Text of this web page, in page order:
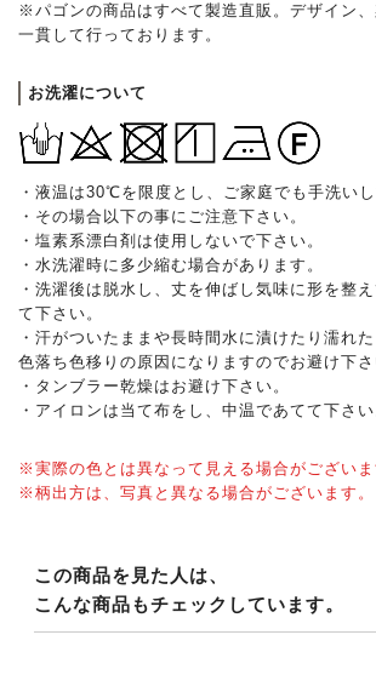
※パゴンの商品はすべて製造直販。デザイン
一貫して行っております。
お洗濯について
・液温は30℃を限度とし、ご家庭でも手洗いし
・その場合以下の事にご注意下さい。
・塩素系漂白剤は使用しないで下さい。
・水洗濯時に多少縮む場合があります。
・洗濯後は脱水し、丈を伸ばし気味に形を整
て下さい。
・汗がついたままや長時間水に漬けたり濡れた
色落ち色移りの原因になりますのでお避け下さ
・タンブラー乾燥はお避け下さい。
・アイロンは当て布をし、中温であてて下さい
※実際の色とは異なって見える場合がございま
※柄出方は、写真と異なる場合がございます。
この商品を見た人は、
こんな商品もチェックしています。